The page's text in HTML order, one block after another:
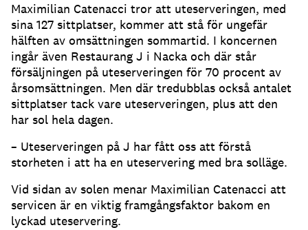
Maximilian Catenacci tror att uteserveringen, med
sina 127 sittplatser, kommer att stå för ungefär
hälften av omsättningen sommartid. I koncernen
ingår även Restaurang J i Nacka och där står
försäljningen på uteserveringen för 70 procent av
årsomsättningen. Men där tredubblas också antalet
sittplatser tack vare uteserveringen, plus att den
har sol hela dagen.
– Uteserveringen på J har fått oss att förstå
storheten i att ha en uteservering med bra solläge.
Vid sidan av solen menar Maximilian Catenacci att
servicen är en viktig framgångsfaktor bakom en
lyckad uteservering.